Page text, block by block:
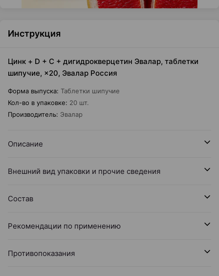
Инструкция
Цинк + D + C + дигидрокверцетин Эвалар, таблетки
шипучие, ×20, Эвалар Россия
Форма выпуска: Таблетки шипучие
Кол-во в упаковке: 20 шт.
Производитель: Эвалар
Описание
Внешний вид упаковки и прочие сведения
Состав
Рекомендации по применению
Противопоказания